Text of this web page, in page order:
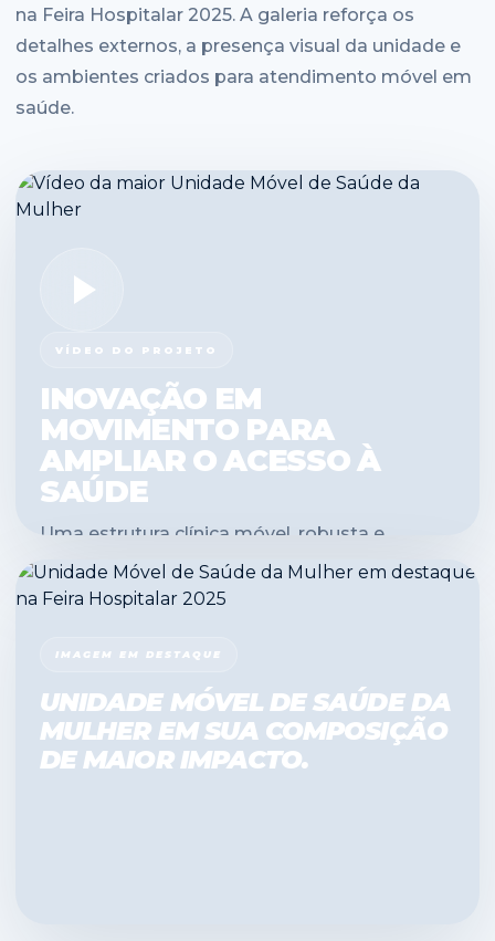
na Feira Hospitalar 2025. A galeria reforça os
detalhes externos, a presença visual da unidade e
os ambientes criados para atendimento móvel em
saúde.
VÍDEO DO PROJETO
INOVAÇÃO EM
MOVIMENTO PARA
AMPLIAR O ACESSO À
SAÚDE
Uma estrutura clínica móvel, robusta e
humanizada, desenvolvida para gerar impacto
real em campanhas de saúde.
IMAGEM EM DESTAQUE
UNIDADE MÓVEL DE SAÚDE DA
MULHER EM SUA COMPOSIÇÃO
DE MAIOR IMPACTO.